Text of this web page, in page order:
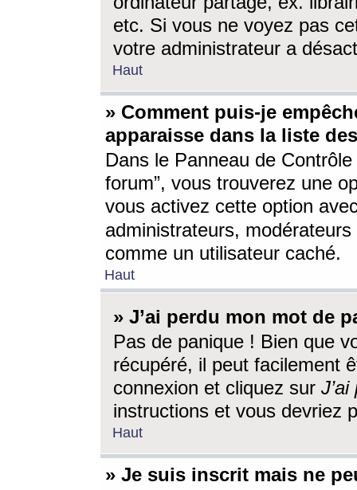
etc. Si vous ne voyez pas
votre administrateur a
Haut
» Comment puis-je
apparaisse dans la liste
Dans le Panneau de
forum”, vous trouverez une
vous activez cette option
administrateurs,
comme un utilisateur caché.
Haut
» J’ai perdu mon mot de
Pas de panique ! Bien que
récupéré, il peut facilement
connexion et cliquez sur
instructions et vous devriez
Haut
» Je suis inscrit mais ne